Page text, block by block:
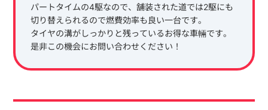
パートタイムの4駆なので、舗装された道では2駆にも
切り替えられるので燃費効率も良い一台です。
タイヤの溝がしっかりと残っているお得な車輛です。
是非この機会にお問い合わせください！